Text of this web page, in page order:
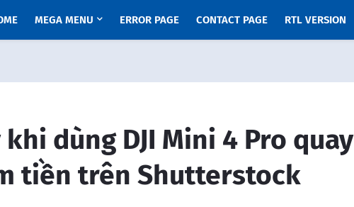
MEGA MENU ERROR PAGE CONTACT PAGE RTL VERSION
dùng DJI Mini 4 Pro quay
tiền trên Shutterstock